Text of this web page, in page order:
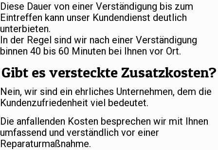
Diese Dauer von einer Verständigung bis zum
Eintreffen kann unser Kundendienst deutlich
unterbieten.
In der Regel sind wir nach einer Verständigung
binnen 40 bis 60 Minuten bei Ihnen vor Ort.
Gibt es versteckte Zusatzkosten?
Nein, wir sind ein ehrliches Unternehmen, dem die
Kundenzufriedenheit viel bedeutet.
Die anfallenden Kosten besprechen wir mit Ihnen
umfassend und verständlich vor einer
Reparaturmaßnahme.